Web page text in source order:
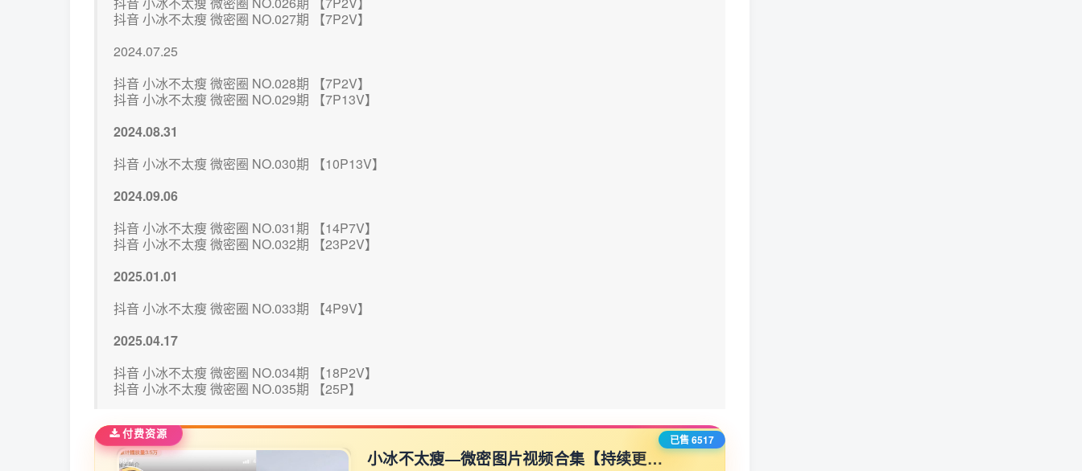
抖音 小冰不太瘦 微密圈 NO.027期 【7P2V】
2024.07.25
抖音 小冰不太瘦 微密圈 NO.028期 【7P2V】
抖音 小冰不太瘦 微密圈 NO.029期 【7P13V】
2024.08.31
抖音 小冰不太瘦 微密圈 NO.030期 【10P13V】
2024.09.06
抖音 小冰不太瘦 微密圈 NO.031期 【14P7V】
抖音 小冰不太瘦 微密圈 NO.032期 【23P2V】
2025.01.01
抖音 小冰不太瘦 微密圈 NO.033期 【4P9V】
2025.04.17
抖音 小冰不太瘦 微密圈 NO.034期 【18P2V】
抖音 小冰不太瘦 微密圈 NO.035期 【25P】
小冰不太瘦—微密图片视频合集【持续更新】
付费资源 已售 6517